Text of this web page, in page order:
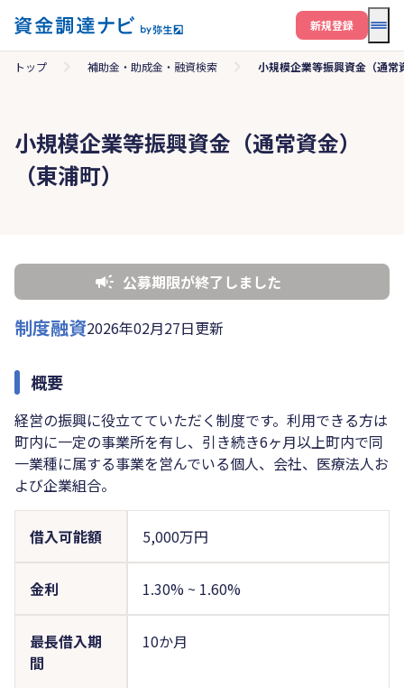
メ
新規登録
トップ 補助金・助成金・融資検索 小規模企業等振興資金（通常
小規模企業等振興資金（通常資金）
（東浦町）
公募期限が終了しました
制度融資2026年02月27日更新
概要
経営の振興に役立てていただく制度です。利用できる方は
町内に一定の事業所を有し、引き続き6ヶ月以上町内で同
一業種に属する事業を営んでいる個人、会社、医療法人お
よび企業組合。
借入可能額 5,000万円
金利 1.30% ~ 1.60%
最長借入期
間
10か月